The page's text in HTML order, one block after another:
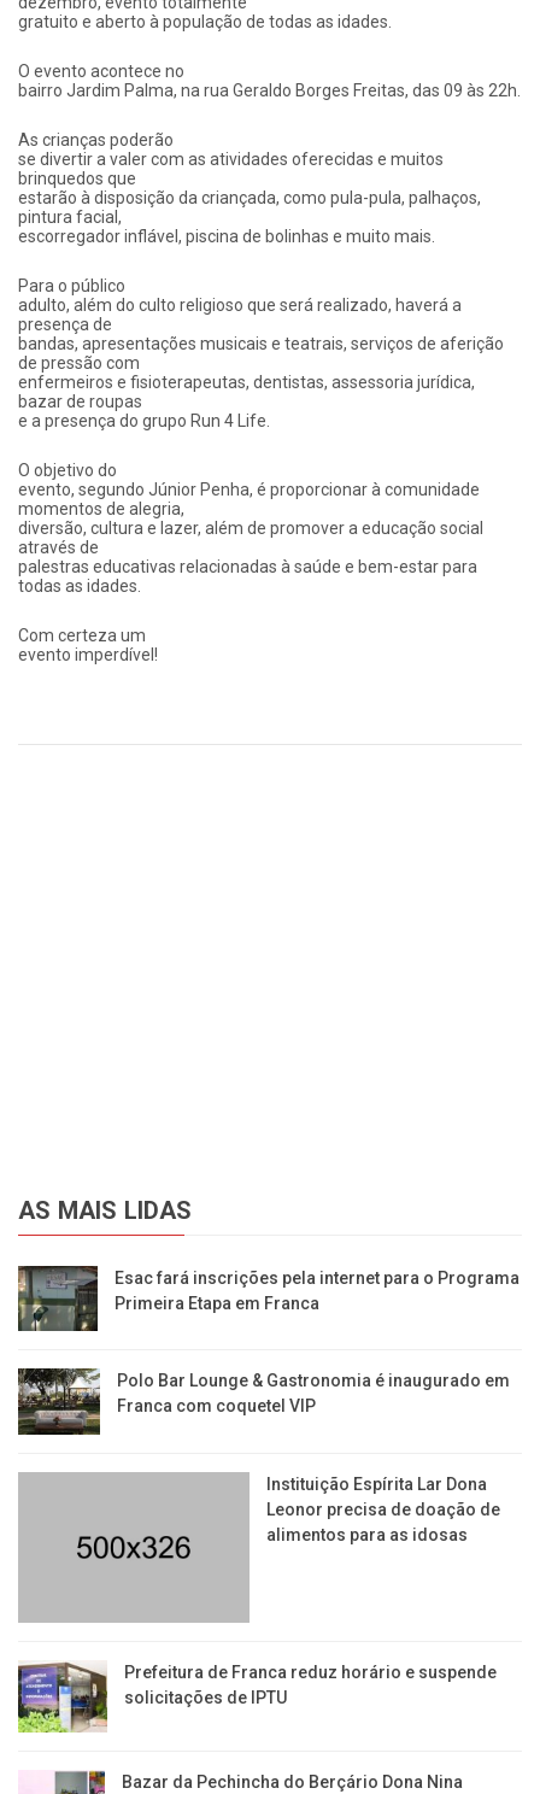
gratuito e aberto à população de todas as idades.
O evento acontece no
bairro Jardim Palma, na rua Geraldo Borges Freitas, das 09 às 22h.
As crianças poderão
se divertir a valer com as atividades oferecidas e muitos
brinquedos que
estarão à disposição da criançada, como pula-pula, palhaços,
pintura facial,
escorregador inflável, piscina de bolinhas e muito mais.
Para o público
adulto, além do culto religioso que será realizado, haverá a
presença de
bandas, apresentações musicais e teatrais, serviços de aferição
de pressão com
enfermeiros e fisioterapeutas, dentistas, assessoria jurídica,
bazar de roupas
e a presença do grupo Run 4 Life.
O objetivo do
evento, segundo Júnior Penha, é proporcionar à comunidade
momentos de alegria,
diversão, cultura e lazer, além de promover a educação social
através de
palestras educativas relacionadas à saúde e bem-estar para
todas as idades.
Com certeza um
evento imperdível!
AS MAIS LIDAS
Esac fará inscrições pela internet para o Programa
Primeira Etapa em Franca
Polo Bar Lounge & Gastronomia é inaugurado em
Franca com coquetel VIP
Instituição Espírita Lar Dona
Leonor precisa de doação de
alimentos para as idosas
​Prefeitura de Franca reduz horário e suspende
solicitações de IPTU
Bazar da Pechincha do Berçário Dona Nina